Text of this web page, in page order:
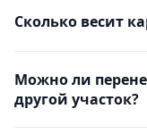
Сколько весит
Можно ли
другой участок?